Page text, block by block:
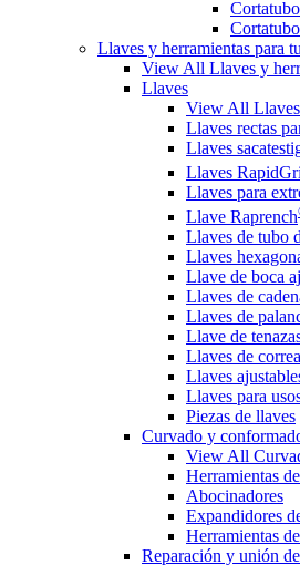
Llaves y herramientas para
View All Llaves y
Llaves
View All Llaves
Llaves rectas
Llaves
Llaves
Llaves para
Llave Raprench
Llaves de tubo
Llaves
Llave de boca
Llaves de
Llaves de
Llave de
Llaves de correa
Llaves
Llaves para
Piezas de llaves
Curvado y
View All
Herramientas
Abocinadores
Expandidores
Herramientas
Reparación y unión